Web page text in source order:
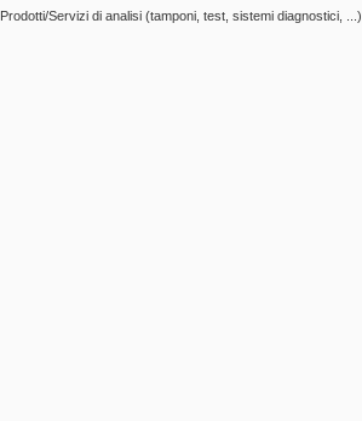
Prodotti/Servizi di analisi (tamponi, test, sistemi diagnostici, ...)